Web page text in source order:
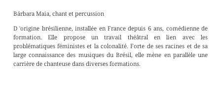
Bárbara Maia, chant et percussion
D 'origine brésilienne, installée en France depuis 6 ans, comédienne de
formation. Elle propose un travail théâtral en lien avec les
problématiques féministes et la colonalité. Forte de ses racines et de sa
large connaissance des musiques du Brésil, elle mène en parallèle une
carrière de chanteuse dans diverses formations.